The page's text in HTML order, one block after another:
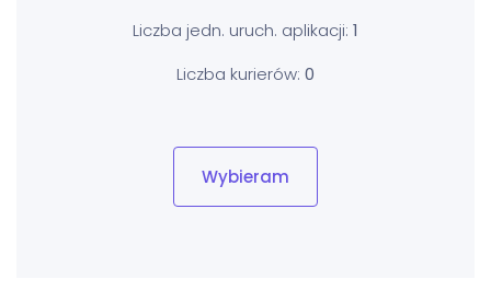
Liczba jedn. uruch. aplikacji: 1
Liczba kurierów: 0
Wybieram